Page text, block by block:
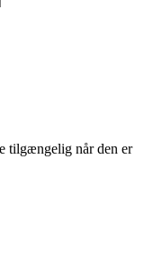
tilgængelig når den er